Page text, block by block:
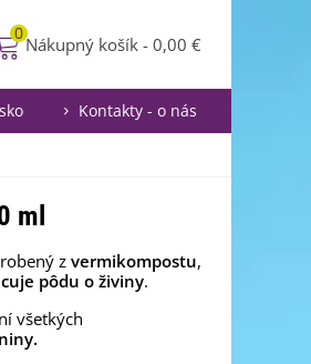
0
Nákupný košík - 0,00 €
Kontakty - o nás
ml
z vermikompostu,
pôdu o živiny.
všetkých